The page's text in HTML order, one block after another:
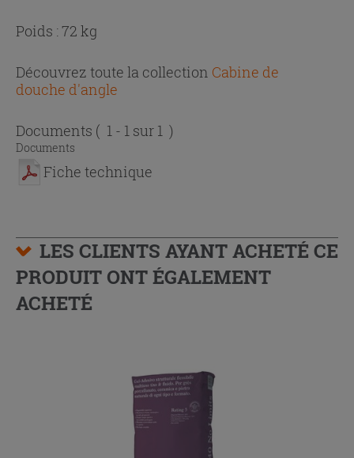
Poids : 72 kg
Découvrez toute la collection Cabine de
douche d'angle
Documents ( 1 - 1 sur 1 )
Documents
Fiche technique
LES CLIENTS AYANT ACHETÉ CE
PRODUIT ONT ÉGALEMENT
ACHETÉ